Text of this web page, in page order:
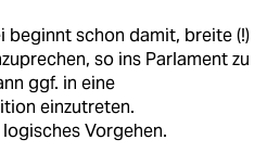
beginnt schon damit, breite (!)
so ins Parlament zu
ggf. in eine
einzutreten.
Vorgehen.